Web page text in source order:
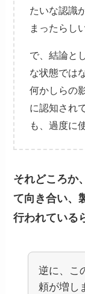
たいな認識
まったらし
で、結論と
な状態では
何かしらの
に認知され
も、過度に
それどころか
て向き合い、
行われている
逆に、こ
頼が増し